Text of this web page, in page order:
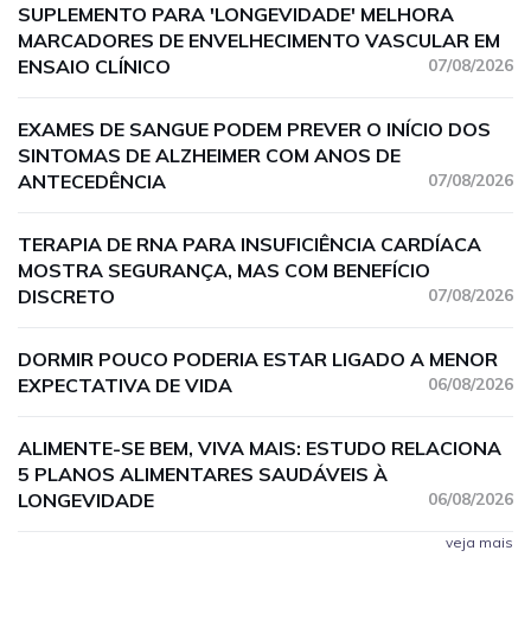
SUPLEMENTO PARA 'LONGEVIDADE' MELHORA
MARCADORES DE ENVELHECIMENTO VASCULAR EM
ENSAIO CLÍNICO
07/08/2026
EXAMES DE SANGUE PODEM PREVER O INÍCIO DOS
SINTOMAS DE ALZHEIMER COM ANOS DE
ANTECEDÊNCIA
07/08/2026
TERAPIA DE RNA PARA INSUFICIÊNCIA CARDÍACA
MOSTRA SEGURANÇA, MAS COM BENEFÍCIO
DISCRETO
07/08/2026
DORMIR POUCO PODERIA ESTAR LIGADO A MENOR
EXPECTATIVA DE VIDA
06/08/2026
ALIMENTE-SE BEM, VIVA MAIS: ESTUDO RELACIONA
5 PLANOS ALIMENTARES SAUDÁVEIS À
LONGEVIDADE
06/08/2026
veja mais